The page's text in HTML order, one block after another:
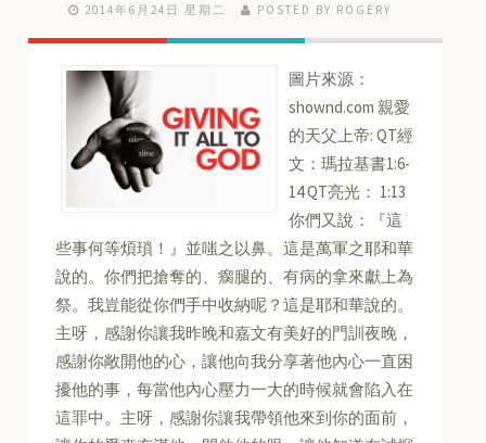
2014年6月24日 星期二 POSTED BY ROGERY
圖片來源：
shownd.com 親愛
的天父上帝: QT經
文：瑪拉基書1:6-
14 QT亮光： 1:13
你們又說：『這
些事何等煩瑣！』並嗤之以鼻。這是萬軍之耶和華
說的。你們把搶奪的、瘸腿的、有病的拿來獻上為
祭。我豈能從你們手中收納呢？這是耶和華說的。
主呀，感謝你讓我昨晚和嘉文有美好的門訓夜晚，
感謝你敞開他的心，讓他向我分享著他內心一直困
擾他的事，每當他內心壓力一大的時候就會陷入在
這罪中。主呀，感謝你讓我帶領他來到你的面前，